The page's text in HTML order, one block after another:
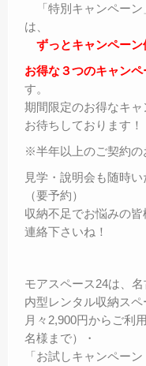
「特別キャンペーン
は、
ずっとキャンペー
お得な３つのキャン
す。
期間限定のお得なキ
お待ちしております！
※半年以上のご契約の
見学・說明会も随時
（要予約）
収納不足でお悩みの
連絡下さいね！
モアスペース24は、
内型レンタル収納スペ
月々2,900円からご利
名様まで）・
「お試しキャンペー